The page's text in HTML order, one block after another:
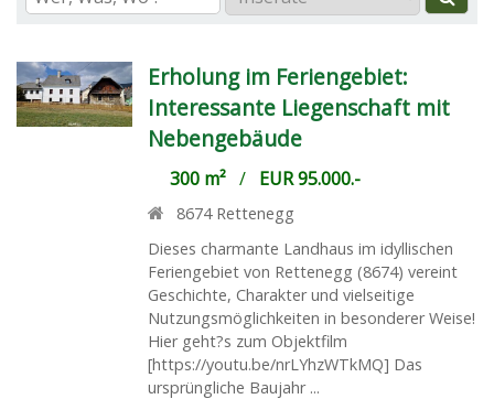
Erholung im Feriengebiet:
Interessante Liegenschaft mit
Nebengebäude
300 m²/ EUR 95.000.-
8674 Rettenegg
Dieses charmante Landhaus im idyllischen
Feriengebiet von Rettenegg (8674) vereint
Geschichte, Charakter und vielseitige
Nutzungsmöglichkeiten in besonderer Weise!
Hier geht?s zum Objektfilm
[https://youtu.be/nrLYhzWTkMQ] Das
ursprüngliche Baujahr ...